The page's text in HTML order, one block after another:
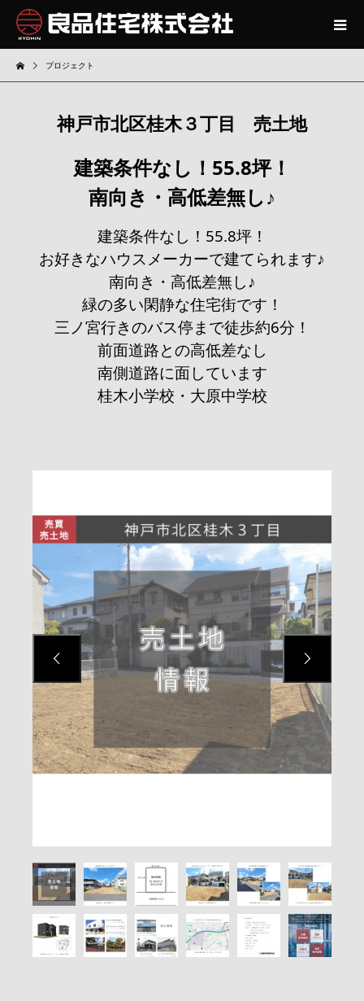
プロジェクト
神戸市北区桂木３丁目 売土地
建築条件なし！55.8坪！
南向き・高低差無し♪
建築条件なし！55.8坪！
お好きなハウスメーカーで建てられます♪
南向き・高低差無し♪
緑の多い閑静な住宅街です！
三ノ宮行きのバス停まで徒歩約6分！
前面道路との高低差なし
南側道路に面しています
桂木小学校・大原中学校
 